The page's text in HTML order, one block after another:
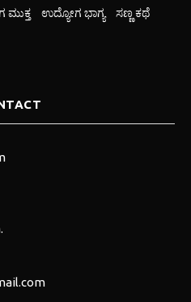
ಮುಕ್ತ ಉದ್ಯೋಗ ಭಾಗ್ಯ
ಸಣ್ಣ ಕಥೆ